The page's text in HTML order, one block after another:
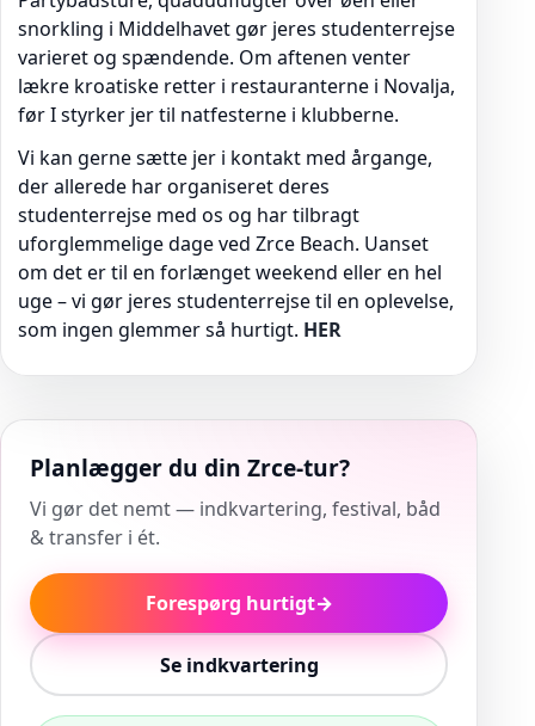
snorkling i Middelhavet gør jeres studenterrejse
varieret og spændende. Om aftenen venter
lækre kroatiske retter i restauranterne i Novalja,
før I styrker jer til natfesterne i klubberne.
Vi kan gerne sætte jer i kontakt med årgange,
der allerede har organiseret deres
studenterrejse med os og har tilbragt
uforglemmelige dage ved Zrce Beach. Uanset
om det er til en forlænget weekend eller en hel
uge – vi gør jeres studenterrejse til en oplevelse,
som ingen glemmer så hurtigt. HER
Planlægger du din Zrce-tur?
Vi gør det nemt — indkvartering, festival, båd
& transfer i ét.
Forespørg hurtigt→
Se indkvartering